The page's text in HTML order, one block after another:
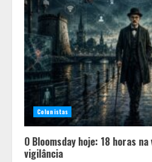
3
Diário de
Mariano
da coluna
com texto
Gerais
segunda
Colunistas
O Bloomsday hoje: 18 horas
vigilância